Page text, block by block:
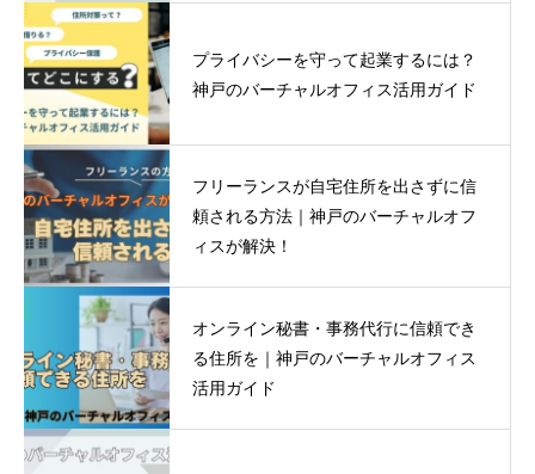
プライバシーを守って起業するには？
神戸のバーチャルオフィス活用ガイド
フリーランスが自宅住所を出さずに信
頼される方法｜神戸のバーチャルオフ
ィスが解決！
オンライン秘書・事務代行に信頼でき
る住所を｜神戸のバーチャルオフィス
活用ガイド